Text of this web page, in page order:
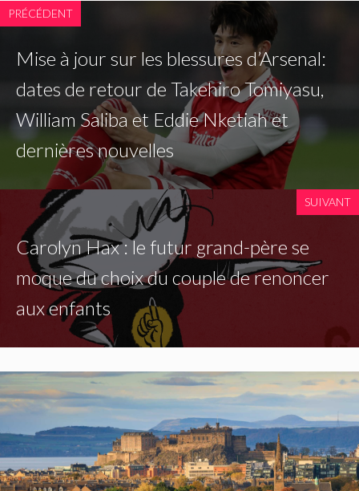
PRÉCÉDENT
Mise à jour sur les blessures d’Arsenal:
dates de retour de Takehiro Tomiyasu,
William Saliba et Eddie Nketiah et
dernières nouvelles
SUIVANT
Carolyn Hax : le futur grand-père se
moque du choix du couple de renoncer
aux enfants